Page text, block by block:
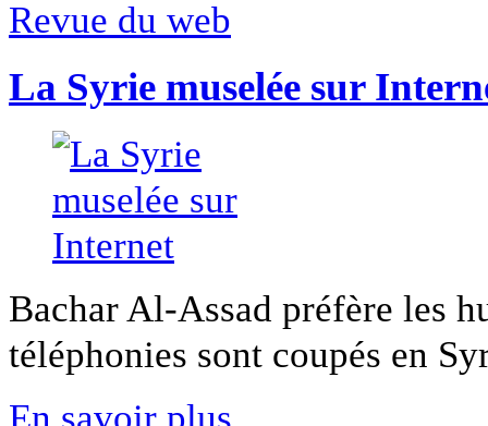
Revue du web
La Syrie muselée sur
Bachar Al-Assad préfère les
téléphonies sont coupés en
En savoir plus